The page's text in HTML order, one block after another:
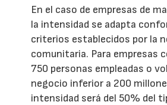
En el caso de empresas de
la intensidad se adapta
criterios establecidos por la
comunitaria. Para empresas
750 personas empleadas o
negocio inferior a 200
intensidad será del 50% del